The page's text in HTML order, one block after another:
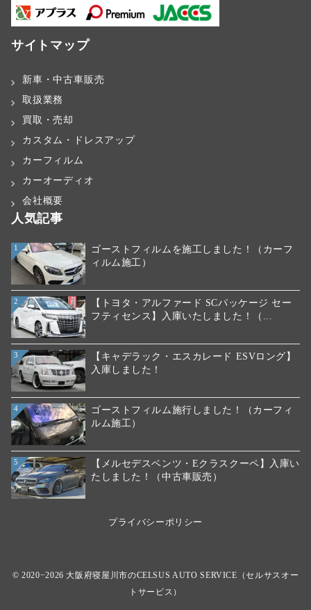
サイトマップ
新車・中古車販売
取扱業務
買取・売却
カスタム・ドレスアップ
カーフィルム
カーオーディオ
会社概要
人気記事
1
ゴーストフィルムを施工しました！（カーフ
ィルム施工）
2
【トヨタ・アルファード SCパッケージ セー
フティセンス】入庫いたしました！（...
3
【キャデラック・エスカレード ESVロング】
入庫しました！
4
ゴーストフィルム施行しました！（カーフィ
ルム施工）
5
【メルセデスベンツ・Eクラスクーペ】入庫い
たしました！（中古車販売）
プライバシーポリシー
© 2020−2026 大阪府寝屋川市のCELSUS AUTO SERVICE（セルサスオー
トサービス）